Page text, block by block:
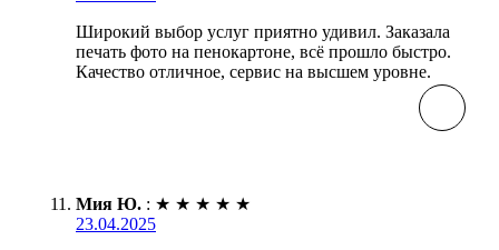
Широкий выбор услуг приятно удивил. Заказала
печать фото на пенокартоне, всё прошло быстро.
Качество отличное, сервис на высшем уровне.
Мия Ю. : ★ ★ ★ ★ ★
23.04.2025